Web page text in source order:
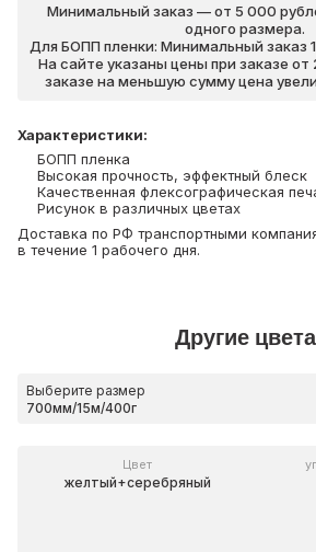
Минимальный заказ — от 5 000
одного размера.
Для БОПП пленки: Минимальный заказ
На сайте указаны цены при заказе
заказе на меньшую сумму цена
Характеристики:
БОПП пленка
Высокая прочность, эффектный блеск
Качественная флексографическая
Рисунок в различных цветах
Доставка по РФ транспортными
в течение 1 рабочего дня.
Другие цвета
Выберите размер
Цвет
желтый+серебряный